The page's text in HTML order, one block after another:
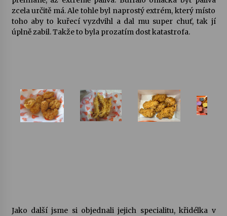
zcela určitě má. Ale tohle byl naprostý extrém, který místo
toho aby to kuřecí vyzdvihl a dal mu super chuť, tak jí
úplně zabil. Takže to byla prozatím dost katastrofa.
Jako další jsme si objednali jejich specialitu, křidélka v